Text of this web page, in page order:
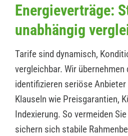
Energieverträge:
unabhängig
Tarife sind dynamisch,
vergleichbar. Wir übernehmen
identifizieren seriöse
Klauseln wie Preisgarantien,
Indexierung. So vermeiden
sichern sich stabile